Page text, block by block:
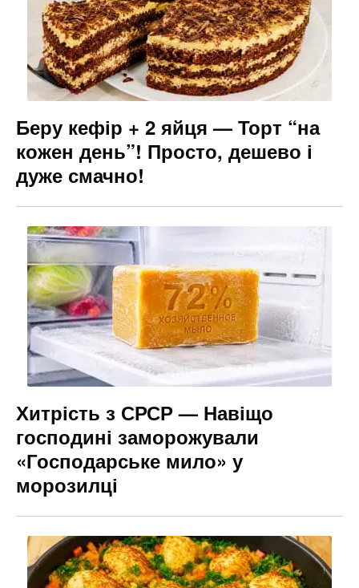
Беру кефір + 2 яйця — Торт “на
кожен день”! Просто, дешево і
дуже смачно!
Хитрість з СРСР — Навіщо
господині заморожували
«Господарське мило» у
морозилці